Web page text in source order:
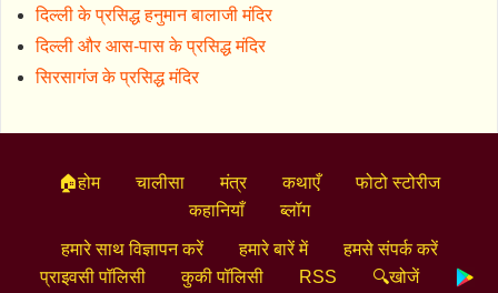
दिल्ली के प्रसिद्ध हनुमान बालाजी मंदिर
दिल्ली और आस-पास के प्रसिद्ध मंदिर
सिरसागंज के प्रसिद्ध मंदिर
🏠होम चालीसा मंत्र कथाएँ
फोटो स्टोरीज
कहानियाँ
ब्लॉग
हमारे साथ विज्ञापन करें हमारे बारें में
हमसे संपर्क करें
प्राइवसी पॉलिसी
कुकी पॉलिसी RSS
🔍खोजें